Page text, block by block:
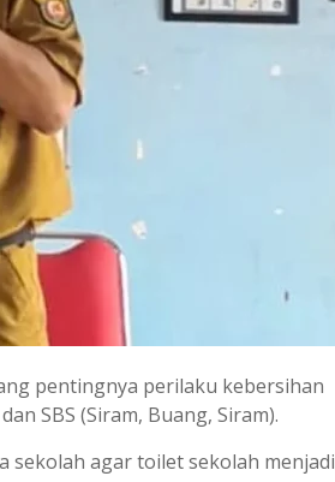
pentingnya perilaku kebersihan
SBS (Siram, Buang, Siram).
sekolah agar toilet sekolah menjadi